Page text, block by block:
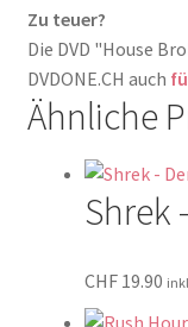
Zu teuer?
Die DVD "House
DVDONE.CH auch
Ähnliche
Shrek
CHF19.90